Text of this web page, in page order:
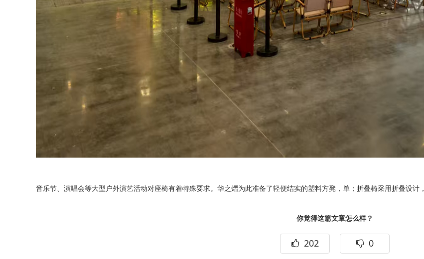
音乐节、演唱会等大型户外演艺活动对座椅有着特殊要求。华之熠为此准备了轻便结实的塑料方凳，单 ；折叠椅采用折叠设计，
你觉得这篇文章怎么样？
202 0